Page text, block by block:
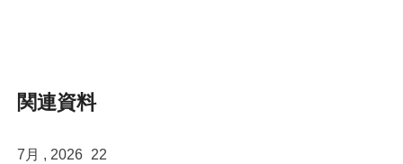
関連資料
7月 , 2026 22